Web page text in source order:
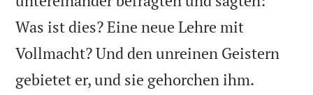
Was ist dies? Eine neue Lehre mit
Vollmacht? Und den unreinen Geistern
gebietet er, und sie gehorchen ihm.